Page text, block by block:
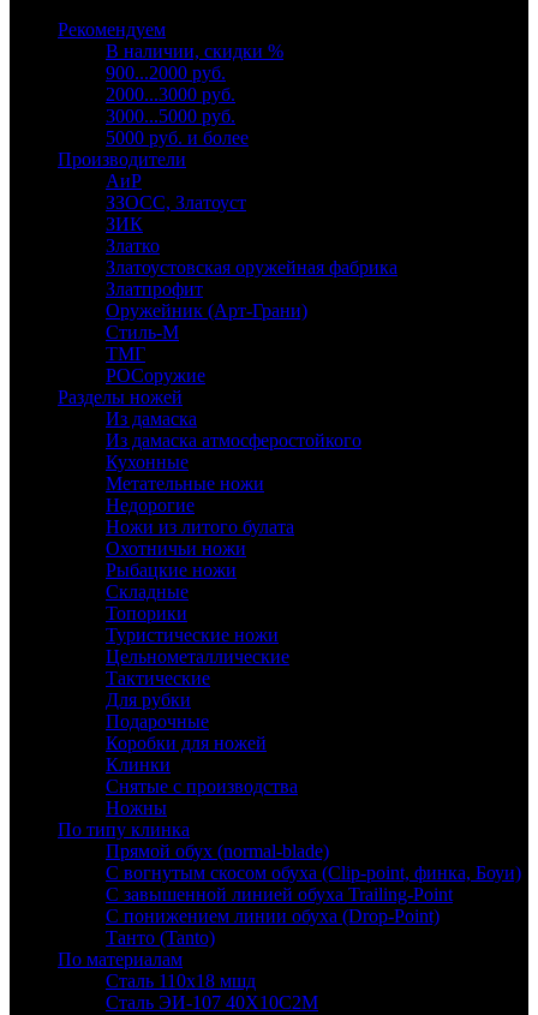
Рекомендуем
В наличии, скидки %
900...2000 руб.
2000...3000 руб.
3000...5000 руб.
5000 руб. и более
Производители
АиР
ЗЗОСС, Златоуст
ЗИК
Златко
Златоустовская оружейная фабрика
Златпрофит
Оружейник (Арт-Грани)
Стиль-М
ТМГ
РОСоружие
Разделы ножей
Из дамаска
Из дамаска атмосферостойкого
Кухонные
Метательные ножи
Недорогие
Ножи из литого булата
Охотничьи ножи
Рыбацкие ножи
Складные
Топорики
Туристические ножи
Цельнометаллические
Тактические
Для рубки
Подарочные
Коробки для ножей
Клинки
Снятые с производства
Ножны
По типу клинка
Прямой обух (normal-blade)
С вогнутым скосом обуха (Clip-point, финка, Боуи)
С завышенной линией обуха Trailing-Point
С понижением линии обуха (Drop-Point)
Танто (Tanto)
По материалам
Сталь 110х18 мшд
Сталь ЭИ-107 40Х10С2М